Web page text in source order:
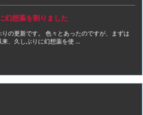
幻想薬を割りました
りの更新です。 色々とあったのですが、まずは
来、久しぶりに幻想薬を使 ...